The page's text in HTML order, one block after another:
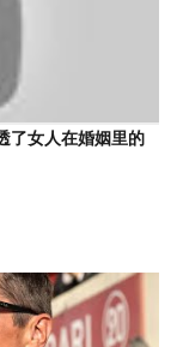
了女人在婚姻里的